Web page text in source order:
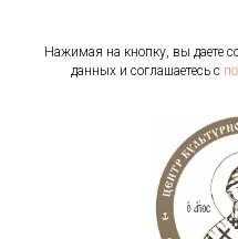
Нажимая на кнопку, вы даете
данных и соглашаетесь c